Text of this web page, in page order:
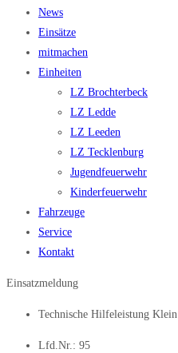
News
Einsätze
mitmachen
Einheiten
LZ Brochterbeck
LZ Ledde
LZ Leeden
LZ Tecklenburg
Jugendfeuerwehr
Kinderfeuerwehr
Fahrzeuge
Service
Kontakt
Einsatzmeldung
Technische Hilfeleistung Klein
Lfd.Nr.: 95